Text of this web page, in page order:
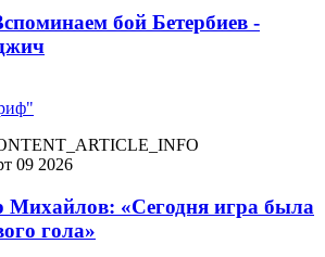
бой Бетербиев -
09 2026
Михайлов: «Сегодня игра была
гола»